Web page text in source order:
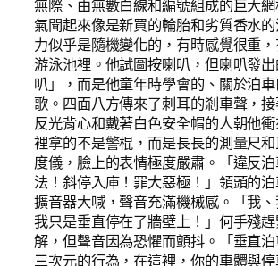
無際、由無數白線和編號組成的巨大
氣聞起來像是新買的輪胎和劣質香水
力似乎是隨機變化的，有時感覺很重
游泳池裡。他試圖按喇叭，但喇叭發
叭」，而是他童年時學會的、關於泊
歌。四面八方傳來了刺耳的剎車聲，
反光背心和戴著白色安全帽的人朝他
裡拿的不是警棍，而是長長的測量尺
度儀，臉上的表情極度嚴肅。「違反
法！斜停入庫！罪大惡極！」領頭的
擴音器大喊，聲音充滿機械感。「我、
我只是垂直停在了牆壁上！」何手殘
解，但聲音因為恐懼而顫抖。「垂直
三次元的行為，在這裡，你的車體與